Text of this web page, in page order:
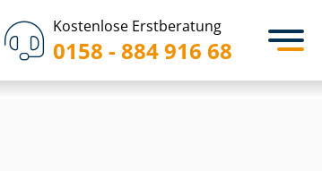
Kostenlose Erstberatung
0158 - 884 916 68